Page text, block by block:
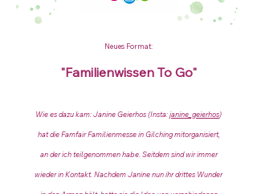
Neues Format:
"Familienwissen To Go"
Wie es dazu kam: Janine Geierhos (Insta:janine_geierhos)
hat die Famfair Familienmesse in Gilching mitorganisiert,
an der ich teilgenommen habe. Seitdem sind wir immer
wieder in Kontakt. Nachdem Janine nun ihr drittes Wunder